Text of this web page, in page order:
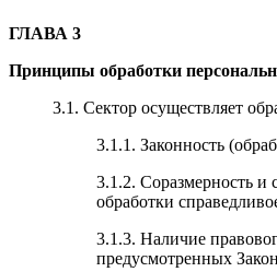
ГЛАВА 3
Принципы обработки
3.1. Сектор осуществляет
3.1.1. Законность
3.1.2. Соразмерность и
обработки
3.1.3. Наличие
предусмотренных